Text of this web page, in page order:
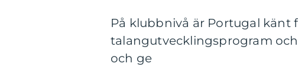
På klubbnivå är Portugal känt
talangutvecklingsprogram
och ge